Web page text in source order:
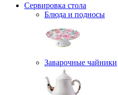
Сервировка стола
Блюда и подносы
Заварочные чайники